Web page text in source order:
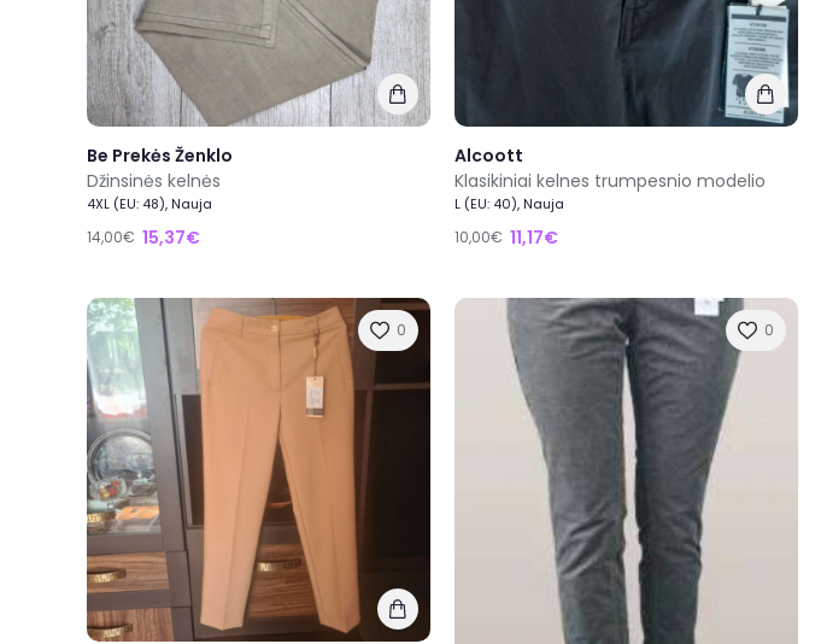
Be Prekės Ženklo
Džinsinės kelnės
4XL (EU: 48), Nauja
14,00€ 15,37€
Alcoott
Klasikiniai kelnes trumpesnio modelio
L (EU: 40), Nauja
10,00€ 11,17€
0 0